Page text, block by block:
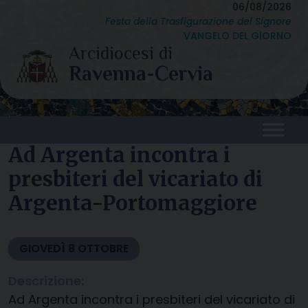
content
06/08/2026
Festa della Trasfigurazione del Signore
VANGELO DEL GIORNO
Ad Argenta incontra i
presbiteri del vicariato di
Argenta-Portomaggiore
GIOVEDÌ 8 OTTOBRE
Ad Argenta incontra i presbiteri del vicariato di